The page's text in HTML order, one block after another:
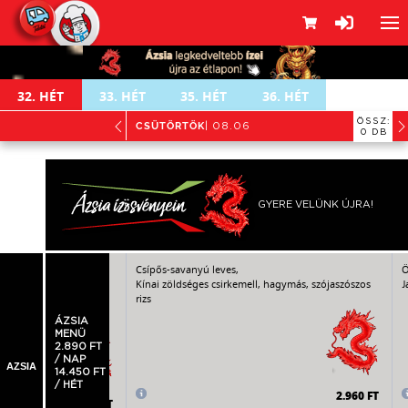
32. HÉT 33. HÉT 35. HÉT 36. HÉT
CSÜTÖRTÖK | 08.06
ÖSSZ:
0 DB
GYERE VELÜNK ÚJRA!
AZSIA
ÁZSIA
MENÜ
2.890 FT
/ NAP
14.450 FT
/ HÉT
3.060 FT
Csípős-savanyú leves,
Kínai zöldséges csirkemell, hagymás, szójaszószos
rizs
2.960 FT